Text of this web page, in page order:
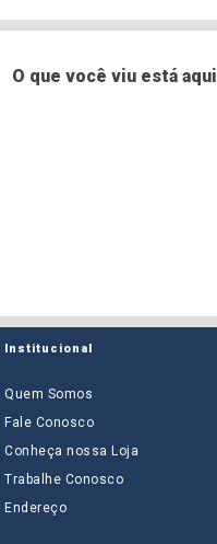
O que você viu está aqui
Institucional
Quem Somos
Fale Conosco
Conheça nossa Loja
Trabalhe Conosco
Endereço